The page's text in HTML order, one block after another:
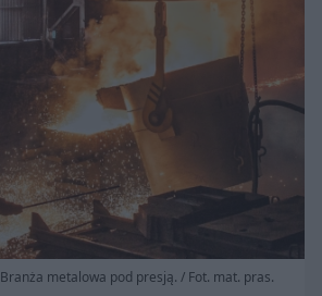
Branża metalowa pod presją. / Fot. mat. pras.